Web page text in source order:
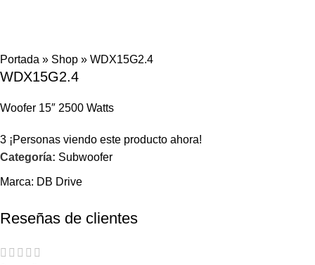
Portada » Shop »WDX15G2.4
WDX15G2.4
Woofer 15″ 2500 Watts
3 ¡Personas viendo este producto ahora!
Categoría: Subwoofer
Marca: DB Drive
Reseñas de clientes